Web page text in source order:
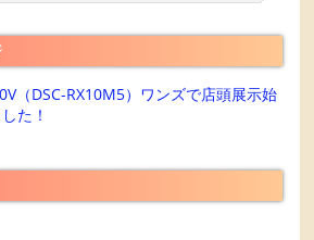
（DSC-RX10M5）ワンズで店頭展示始
た！